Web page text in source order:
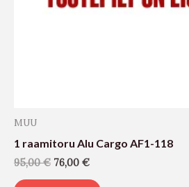
MUU
1 raamitoru Alu Cargo AF1-118
95,00€ 76,00 €